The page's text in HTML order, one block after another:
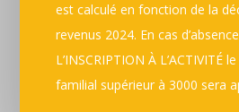
est calculé en fonction de la
revenus 2024. En cas
L’INSCRIPTION À L’ACTIVITÉ
familial supérieur à 3000 sera